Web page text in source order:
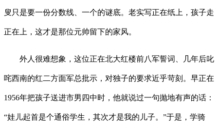
叟只是要一份分数线、一个的谜底。老实写正在纸上，孩子走
正在上，这才是那位元帅留下的家风。
外人很难想象，这位正在北大红楼前八军誓词、几年后叱
咤西南的红二方面军总批示，对独子的要求近乎苛刻。早正在
1956年把孩子送进市男四中时，他就说过一句抛地有声的话：
“娃儿起首是个通俗学生，其次才是我的儿子。”于是，学骑